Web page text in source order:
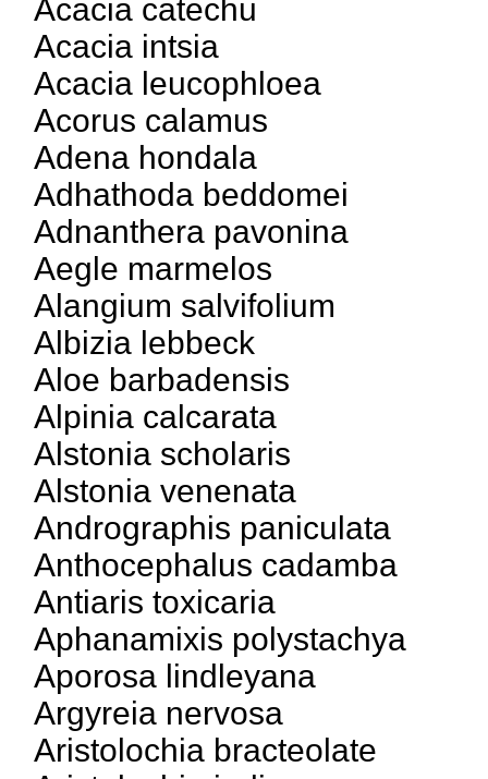
Acacia catechu
Acacia intsia
Acacia leucophloea
Acorus calamus
Adena hondala
Adhathoda beddomei
Adnanthera pavonina
Aegle marmelos
Alangium salvifolium
Albizia lebbeck
Aloe barbadensis
Alpinia calcarata
Alstonia scholaris
Alstonia venenata
Andrographis paniculata
Anthocephalus cadamba
Antiaris toxicaria
Aphanamixis polystachya
Aporosa lindleyana
Argyreia nervosa
Aristolochia bracteolate